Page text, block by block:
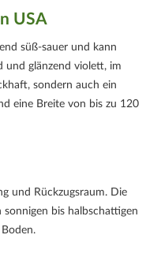
USA
süß-sauer und kann
und glänzend violett, im
sondern auch ein
eine Breite von bis zu 120
und Rückzugsraum. Die
bis halbschattigen